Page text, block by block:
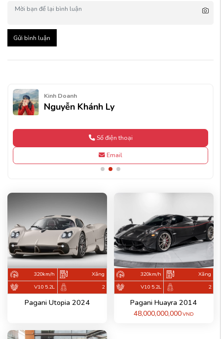
Gửi bình luận
Kinh Doanh
Nguyễn Khánh Ly
Số điện thoại
Email
320km/h
Xăng
V10 5.2L
2
Pagani Utopia 2024
320km/h
Xăng
V10 5.2L
2
Pagani Huayra 2014
48,000,000,000VND